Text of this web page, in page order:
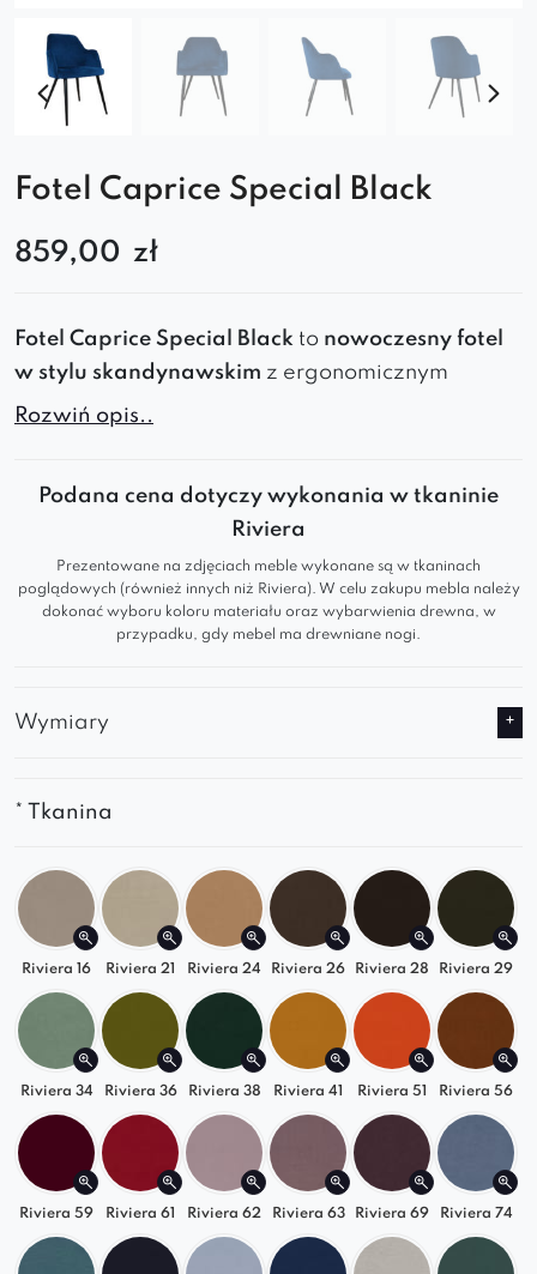
Fotel Caprice Special Black
859,00 zł
Fotel Caprice Special Black to nowoczesny fotel
w stylu skandynawskim z ergonomicznym
oparciem, miękkim siedziskiem i solidną
kilkudziesięciu kolorach, świetnie sprawdzi się
salonu, jadalni, kawiarni
poczekalni.
Minimalistyczny i nowoczesny
mebel
Podstawa fotela jest wąska i prosta, co
nadaje mu
Wkomponowane w ogólny kształt fotela
wygodne wsparcie podczas siedzenia.
Mebel wypełniony pianką wysokoelastyczną
pozostajewygodnyi estetycznyprzez wiele
lat.
Oferowany w różnorodnych wykończeniach
materiałów tapicerskich, daje możliwość
dostosowania go do osobistych preferencji
stylistycznych i użytkowych.
Metalowe nóżkistanowią wizualny akcent,
który nadaje meblowi zarówno
solidności,
jak i subtelnej elegancji.
Minimalistyczny projekt fotela sprawia, że
jadalni
kawiarni lubpoczekalni
, nadając im
Rozwiń opis..
Podana cena dotyczy wykonania w tkaninie
Riviera
Prezentowane na zdjęciach meble wykonane są w tkaninach
poglądowych (również innych niż Riviera). W celu zakupu mebla należy
dokonać wyboru koloru materiału oraz wybarwienia drewna, w
przypadku, gdy mebel ma drewniane nogi.
Wymiary
* Tkanina
Riviera 16 Riviera 21 Riviera 24 Riviera 26 Riviera 28 Riviera 29
Riviera 34 Riviera 36 Riviera 38 Riviera 41 Riviera 51 Riviera 56
Riviera 59 Riviera 61 Riviera 62 Riviera 63 Riviera 69 Riviera 74